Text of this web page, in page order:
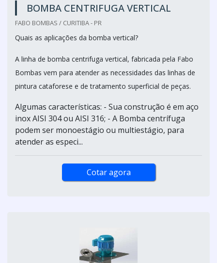
BOMBA CENTRIFUGA VERTICAL
FABO BOMBAS / CURITIBA - PR
Quais as aplicações da bomba vertical?
A linha de bomba centrifuga vertical, fabricada pela Fabo
Bombas vem para atender as necessidades das linhas de
pintura cataforese e de tratamento superficial de peças.
Algumas características: - Sua construção é em aço
inox AISI 304 ou AISI 316; - A Bomba centrífuga
podem ser monoestágio ou multiestágio, para
atender as especi...
Cotar agora